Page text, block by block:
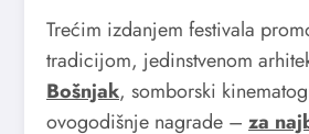
Trećim izdanjem festivala
tradicijom, jedinstvenom
Bošnjak, somborski
ovogodišnje nagrade – za